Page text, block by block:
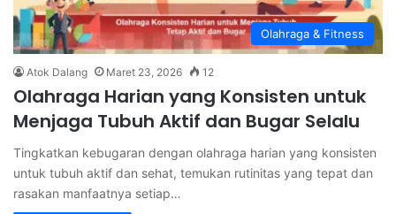
Olahraga & Fitness
Atok Dalang Maret 23, 2026 12
Olahraga Harian yang Konsisten untuk
Menjaga Tubuh Aktif dan Bugar Selalu
Tingkatkan kebugaran dengan olahraga harian yang konsisten
untuk tubuh aktif dan sehat, temukan rutinitas yang tepat dan
rasakan manfaatnya setiap…